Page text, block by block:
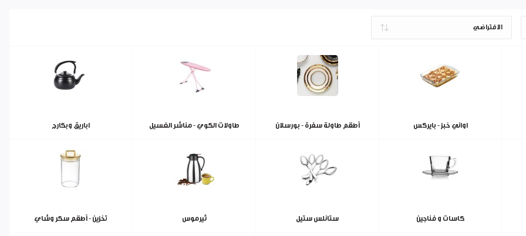
اباريق وبكارج طاولات الكوي - مناشر الغسيل أطقم طاولة سفرة - بورسلان اواني خبز - بايركس
تخزين - أطقم سكر وشاي ثيرموس ستانلس ستيل كاسات و فناجين